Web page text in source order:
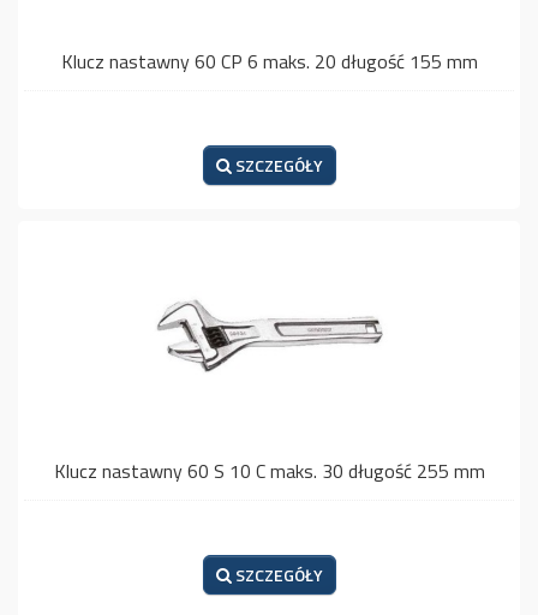
Klucz nastawny 60 CP 6 maks. 20 długość 155 mm
SZCZEGÓŁY
Klucz nastawny 60 S 10 C maks. 30 długość 255 mm
SZCZEGÓŁY